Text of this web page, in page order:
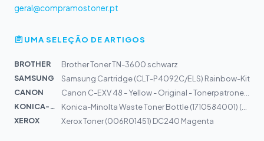
geral@compramostoner.pt
UMA SELEÇÃO DE ARTIGOS
BROTHER
Brother Toner TN-3600 schwarz
SAMSUNG
Samsung Cartridge (CLT-P4092C/ELS) Rainbow-Kit
CANON
KONICA-MIN...
XEROX
Xerox Toner (006R01451) DC240 Magenta